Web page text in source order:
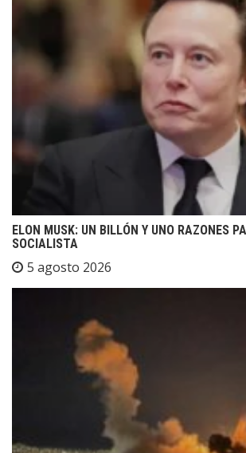
ELON MUSK: UN BILLÓN Y UNO RAZONES
SOCIALISTA
5 agosto 2026